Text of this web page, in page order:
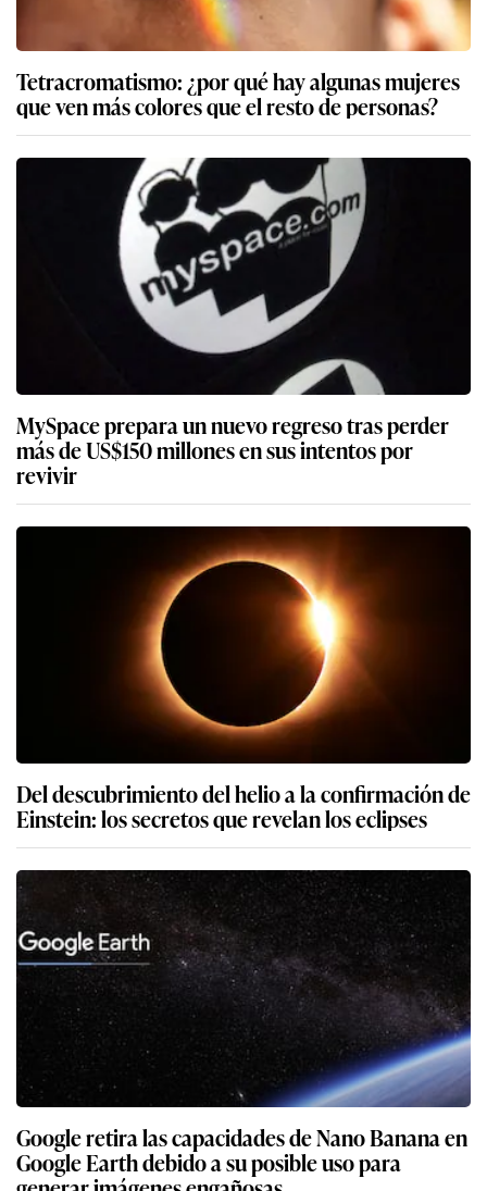
Tetracromatismo: ¿por qué hay algunas mujeres
que ven más colores que el resto de personas?
MySpace prepara un nuevo regreso tras perder
más de US$150 millones en sus intentos por
revivir
Del descubrimiento del helio a la confirmación de
Einstein: los secretos que revelan los eclipses
Google retira las capacidades de Nano Banana en
Google Earth debido a su posible uso para